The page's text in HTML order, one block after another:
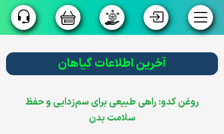
گروه بندی
محصولات
آخرین اطلاعات گیاهان
روغن کدو: راهی طبیعی برای سم‌زدایی و حفظ
سلامت بدن